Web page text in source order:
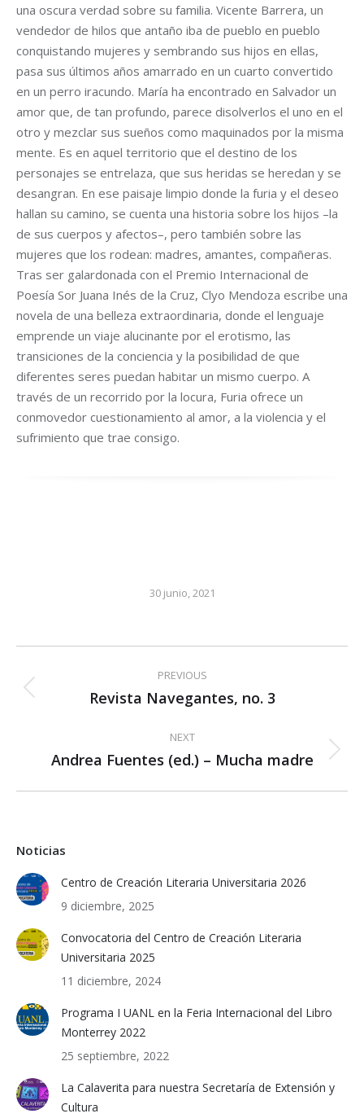
una oscura verdad sobre su familia. Vicente Barrera, un
vendedor de hilos que antaño iba de pueblo en pueblo
conquistando mujeres y sembrando sus hijos en ellas,
pasa sus últimos años amarrado en un cuarto convertido
en un perro iracundo. María ha encontrado en Salvador un
amor que, de tan profundo, parece disolverlos el uno en el
otro y mezclar sus sueños como maquinados por la misma
mente. Es en aquel territorio que el destino de los
personajes se entrelaza, que sus heridas se heredan y se
desangran. En ese paisaje limpio donde la furia y el deseo
hallan su camino, se cuenta una historia sobre los hijos –la
de sus cuerpos y afectos–, pero también sobre las
mujeres que los rodean: madres, amantes, compañeras.
Tras ser galardonada con el Premio Internacional de
Poesía Sor Juana Inés de la Cruz, Clyo Mendoza escribe una
novela de una belleza extraordinaria, donde el lenguaje
emprende un viaje alucinante por el erotismo, las
transiciones de la conciencia y la posibilidad de que
diferentes seres puedan habitar un mismo cuerpo. A
través de un recorrido por la locura, Furia ofrece un
conmovedor cuestionamiento al amor, a la violencia y el
sufrimiento que trae consigo.
30 junio, 2021
navigation
PREVIOUS
Previous
Revista Navegantes, no. 3
NEXT
Next
Andrea Fuentes (ed.) – Mucha madre
Noticias
Centro de Creación Literaria Universitaria 2026
9 diciembre, 2025
Convocatoria del Centro de Creación Literaria
Universitaria 2025
11 diciembre, 2024
Programa I UANL en la Feria Internacional del Libro
Monterrey 2022
25 septiembre, 2022
La Calaverita para nuestra Secretaría de Extensión y
Cultura